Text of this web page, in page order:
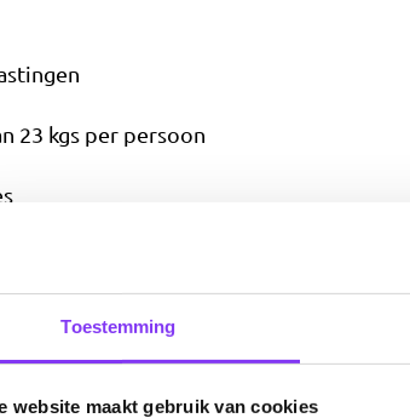
Toestemming
website maakt gebruik van cookies
23 kgs per persoon
Ford Escape o.b.v. Fully Inclusive